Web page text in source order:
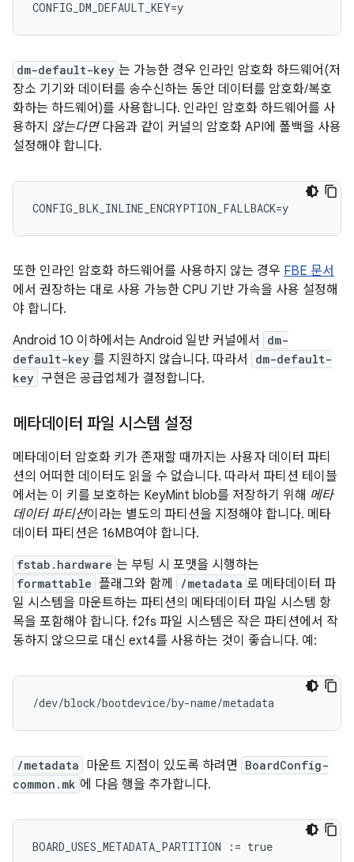
dm-default-key 는 가능한 경우 인라인 암호화 하드웨어(저
장소 기기와 데이터를 송수신하는 동안 데이터를 암호화/복호
화하는 하드웨어)를 사용합니다. 인라인 암호화 하드웨어를 사
용하지 않는다면다음과 같이 커널의 암호화 API에 폴백을 사용
설정해야 합니다.
또한 인라인 암호화 하드웨어를 사용하지 않는 경우 FBE 문서
에서 권장하는 대로 사용 가능한 CPU 기반 가속을 사용 설정해
야 합니다.
Android 10 이하에서는 Android 일반 커널에서
dm-
default-key 를 지원하지 않습니다. 따라서
dm-default-
key 구현은 공급업체가 결정합니다.
메타데이터 파일 시스템 설정
메타데이터 암호화 키가 존재할 때까지는 사용자 데이터 파티
션의 어떠한 데이터도 읽을 수 없습니다. 따라서 파티션 테이블
에서는 이 키를 보호하는 KeyMint blob를 저장하기 위해 메타
데이터 파티션이라는 별도의 파티션을 지정해야 합니다. 메타
데이터 파티션은 16MB여야 합니다.
fstab.hardware 는 부팅 시 포맷을 시행하는
formattable 플래그와 함께 /metadata 로 메타데이터 파
일 시스템을 마운트하는 파티션의 메타데이터 파일 시스템 항
목을 포함해야 합니다. f2fs 파일 시스템은 작은 파티션에서 작
동하지 않으므로 대신 ext4를 사용하는 것이 좋습니다. 예:
/dev/block/bootdevice/by-name/metadata
/metadata 마운트 지점이 있도록 하려면
BoardConfig-
common.mk 에 다음 행을 추가합니다.
BOARD_USES_METADATA_PARTITION := true